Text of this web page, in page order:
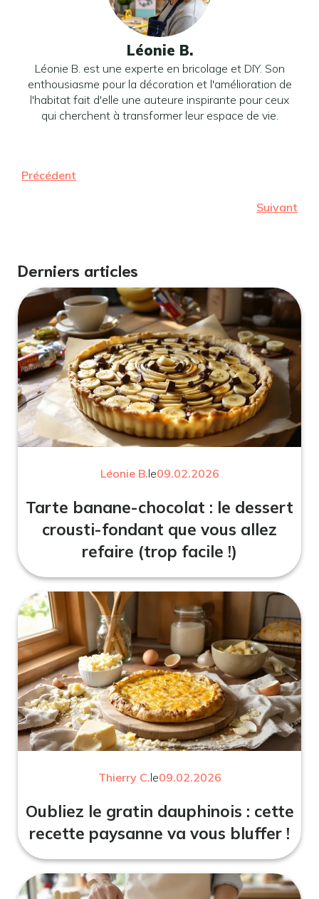
Léonie B.
Léonie B. est une experte en bricolage et DIY. Son
enthousiasme pour la décoration et l'amélioration de
l'habitat fait d'elle une auteure inspirante pour ceux
qui cherchent à transformer leur espace de vie.
Précédent
Suivant
Derniers articles
Léonie B.le09.02.2026
Tarte banane-chocolat : le dessert
crousti-fondant que vous allez
refaire (trop facile !)
Thierry C.le09.02.2026
Oubliez le gratin dauphinois : cette
recette paysanne va vous bluffer !